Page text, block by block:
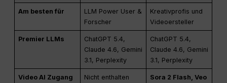
Am besten für
LLM Power User &
Forscher
Kreativprofis und
Videoersteller
Premier LLMs
ChatGPT 5.4,
Claude 4.6, Gemini
3.1, Perplexity
ChatGPT 5.4,
Claude 4.6, Gemini
3.1, Perplexity
Video AI Zugang Nicht enthalten
Sora 2 Flash, Veo